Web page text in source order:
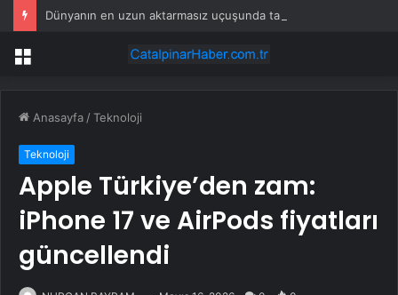
Menü
Anasayfa /Teknoloji
Teknoloji
Apple Türkiye’den zam:
iPhone 17 ve AirPods fiyatları
güncellendi